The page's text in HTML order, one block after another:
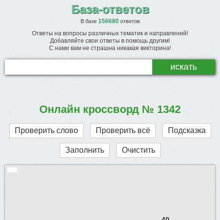
База-ответов
В базе 156680ответов
Ответы на вопросы различных тематик и направлений!
Добавляйте свои ответы в помощь другим!
С нами вам не страшна никакая викторина!
Онлайн кроссворд № 1342
Проверить слово Проверить всё Подсказка
Заполнить Очистить